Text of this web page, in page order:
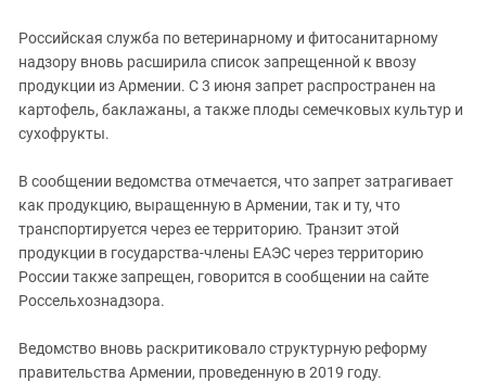
Российская служба по ветеринарному и фитосанитарному
надзору вновь расширила список запрещенной к ввозу
продукции из Армении. С 3 июня запрет распространен на
картофель, баклажаны, а также плоды семечковых культур и
сухофрукты.
В сообщении ведомства отмечается, что запрет затрагивает
как продукцию, выращенную в Армении, так и ту, что
транспортируется через ее территорию. Транзит этой
продукции в государства-члены ЕАЭС через территорию
России также запрещен, говорится в сообщении на сайте
Россельхознадзора.
Ведомство вновь раскритиковало структурную реформу
правительства Армении, проведенную в 2019 году.